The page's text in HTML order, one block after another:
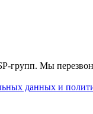
групп. Мы
данных и